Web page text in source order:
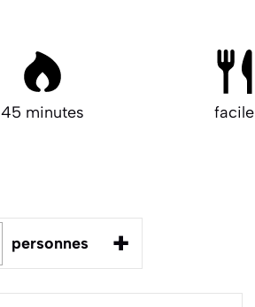
45 minutes facile
personnes +